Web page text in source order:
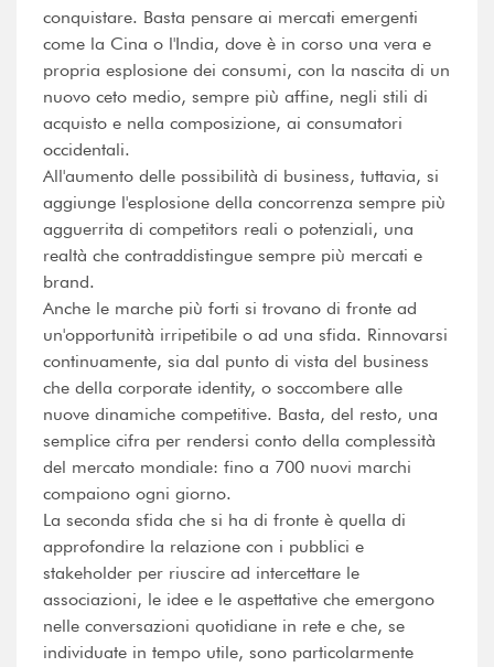
conquistare. Basta pensare ai mercati emergenti
come la Cina o l'India, dove è in corso una vera e
propria esplosione dei consumi, con la nascita di un
nuovo ceto medio, sempre più affine, negli stili di
acquisto e nella composizione, ai consumatori
occidentali.
All'aumento delle possibilità di business, tuttavia, si
aggiunge l'esplosione della concorrenza sempre più
agguerrita di competitors reali o potenziali, una
realtà che contraddistingue sempre più mercati e
brand.
Anche le marche più forti si trovano di fronte ad
un'opportunità irripetibile o ad una sfida. Rinnovarsi
continuamente, sia dal punto di vista del business
che della corporate identity, o soccombere alle
nuove dinamiche competitive. Basta, del resto, una
semplice cifra per rendersi conto della complessità
del mercato mondiale: fino a 700 nuovi marchi
compaiono ogni giorno.
La seconda sfida che si ha di fronte è quella di
approfondire la relazione con i pubblici e
stakeholder per riuscire ad intercettare le
associazioni, le idee e le aspettative che emergono
nelle conversazioni quotidiane in rete e che, se
individuate in tempo utile, sono particolarmente